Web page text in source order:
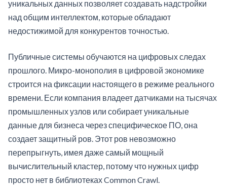
уникальных данных позволяет создавать надстройки
над общим интеллектом, которые обладают
недостижимой для конкурентов точностью.
Публичные системы обучаются на цифровых следах
прошлого. Микро-монополия в цифровой экономике
строится на фиксации настоящего в режиме реального
времени. Если компания владеет датчиками на тысячах
промышленных узлов или собирает уникальные
данные для бизнеса через специфическое ПО, она
создает защитный ров. Этот ров невозможно
перепрыгнуть, имея даже самый мощный
вычислительный кластер, потому что нужных цифр
просто нет в библиотеках Common Crawl.